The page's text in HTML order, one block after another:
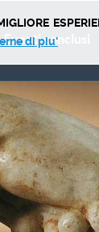
Eventi conclusi
di piu'